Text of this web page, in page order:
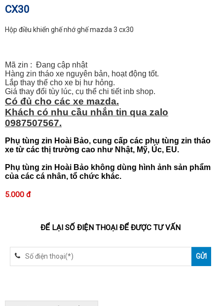
CX30
Hộp điều khiển ghế nhớ ghế mazda 3 cx30
Mã zin : Đang cập nhật
Hàng zin tháo xe nguyên bản, hoạt động tốt.
Lắp thay thế cho xe bị hư hỏng.
Giá thay đổi tùy lúc, cụ thể chi tiết inb shop.
Có đủ cho các xe mazda.
Khách có nhu cầu nhắn tin qua zalo
0987507567.
Phụ tùng zin Hoài Bảo, cung cấp các phụ tùng zin tháo
xe từ các thị trường cao như Nhật, Mỹ, Úc, EU.
Phụ tùng zin Hoài Bảo không dùng hình ảnh sản phẩm
của các cá nhân, tổ chức khác.
5.000 đ
ĐỂ LẠI SỐ ĐIỆN THOẠI ĐỂ ĐƯỢC TƯ VẤN